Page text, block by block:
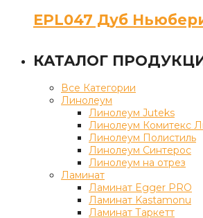
EPL047 Дуб
КАТАЛОГ
Все Категории
Линолеум
Линолеум Juteks
Линолеум Комитекс
Линолеум Полистиль
Линолеум Синтерос
Линолеум на отрез
Ламинат
Ламинат Egger PRO
Ламинат Kastamonu
Ламинат Таркетт